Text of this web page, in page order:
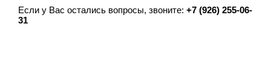
Если у Вас остались вопросы, звоните: +7 (926) 255-06-
31